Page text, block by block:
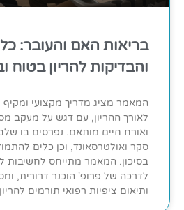
בריאות האם והעובר:
והבדיקות להריון בטוח
המאמר מציג מדריך מקצועי
לאורך ההריון, עם דגש על מעקב
ואורח חיים מותאם. נפרסים בו
סקר ואולטרסאונד, וכן כלים
בסיכון. המאמר מתייחס לחשיבות
לדרכה של פרופ' הוכנר דרורית,
ותיאום ציפיות רפואי תורמים